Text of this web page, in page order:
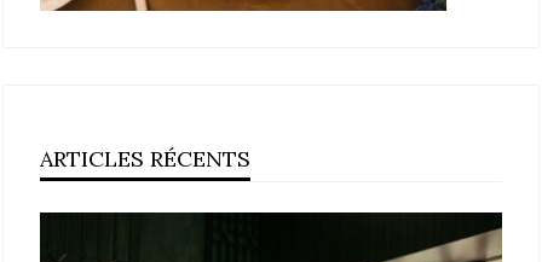
ARTICLES RÉCENTS